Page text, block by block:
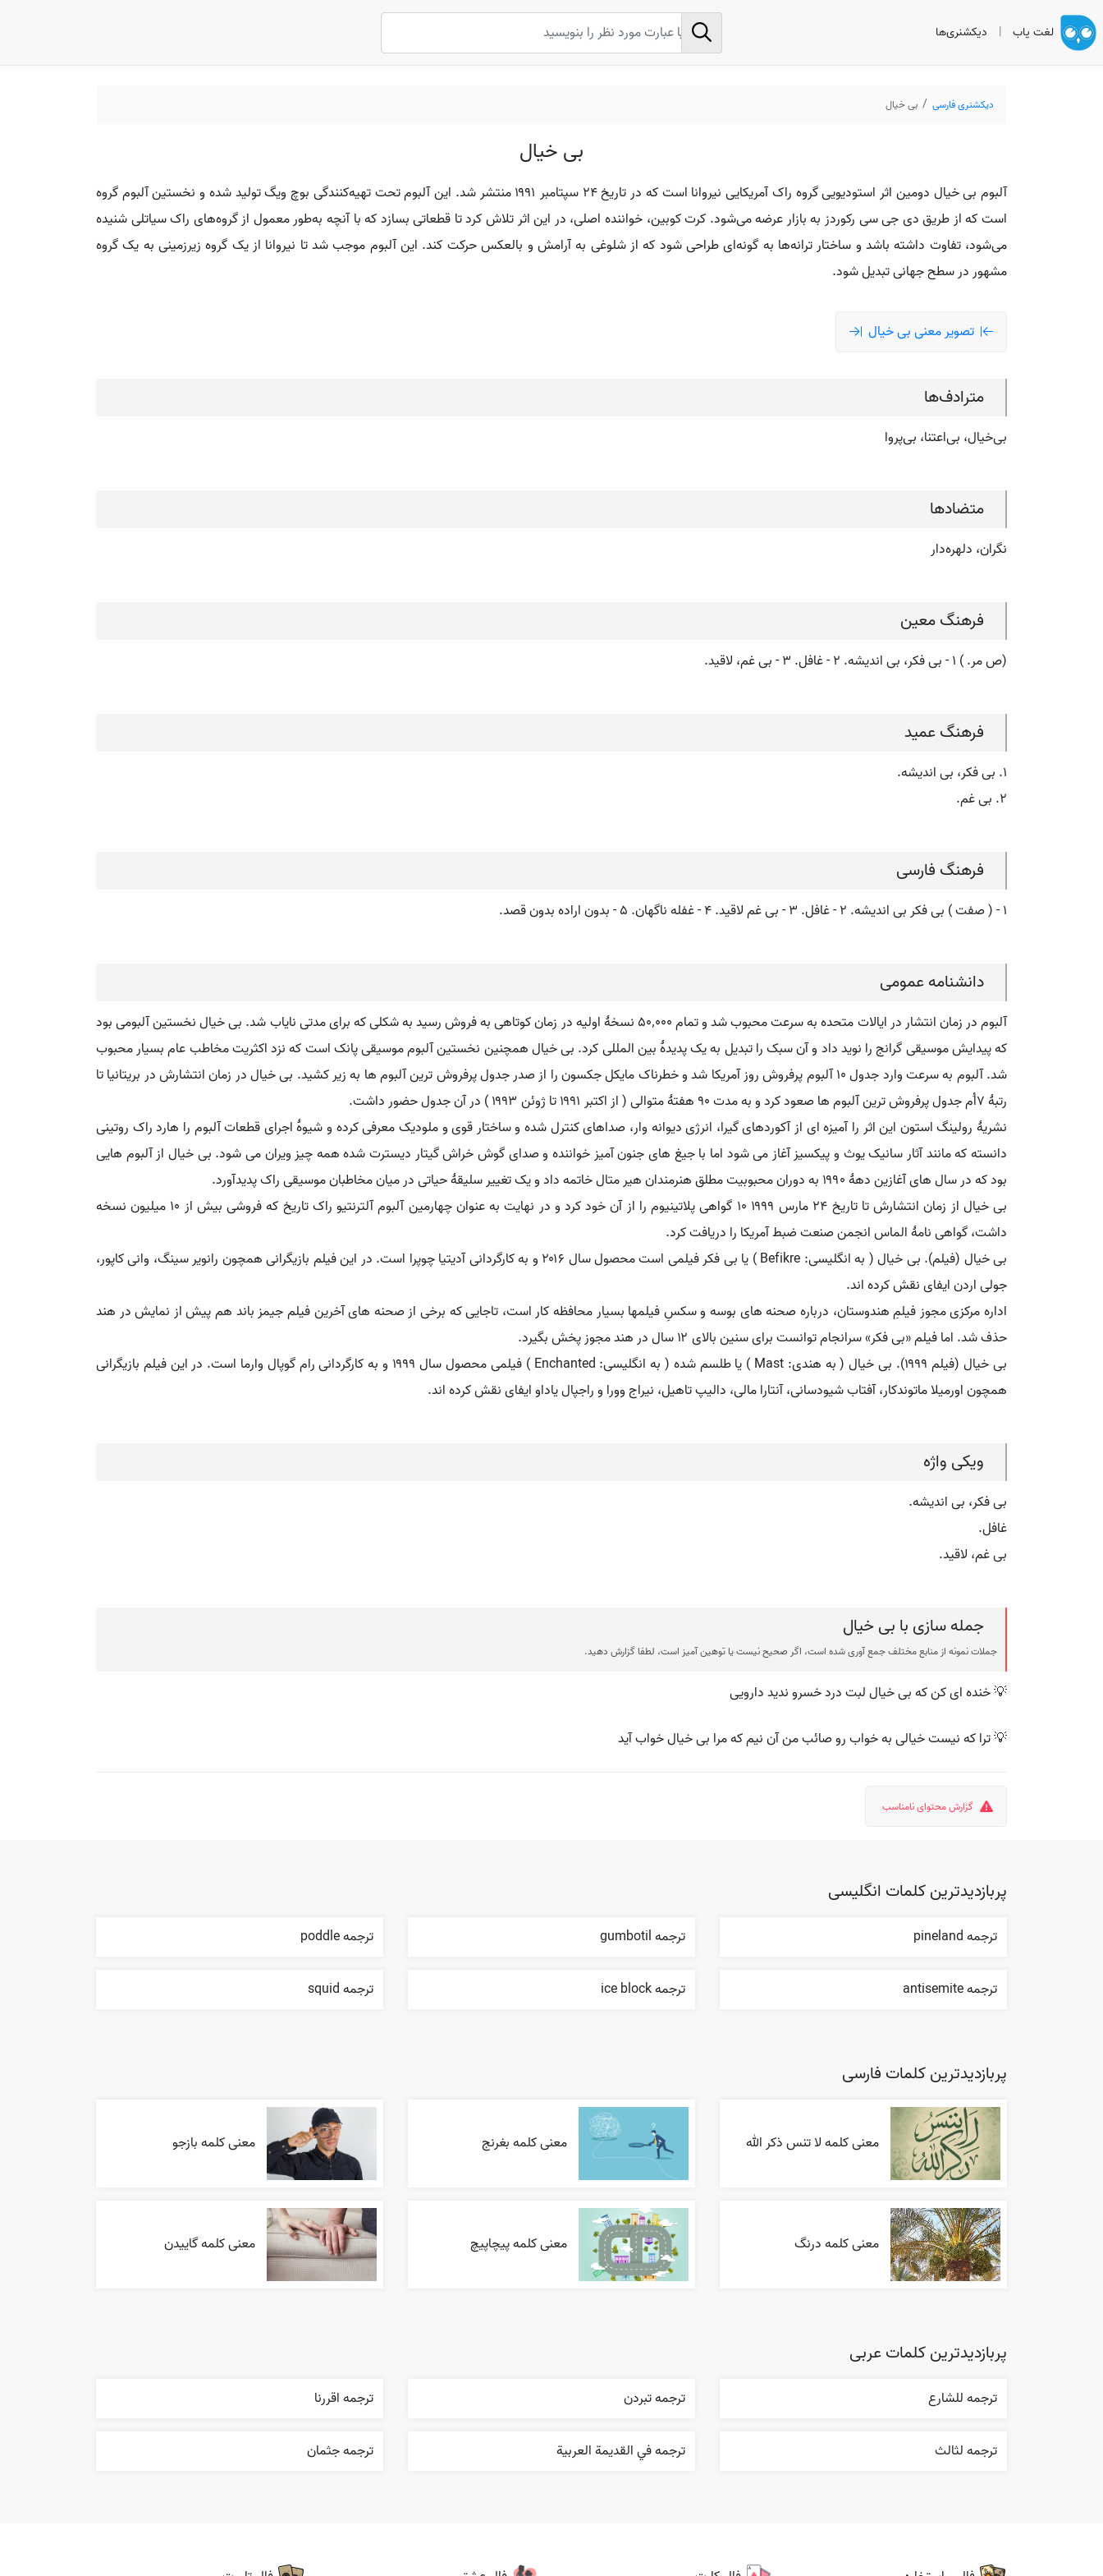
لغت یاب | دیکشنری‌ها
دیکشنری فارسی بی خیال
بی خیال
آلبوم بی خیال دومین اثر استودیویی گروه راک آمریکایی نیروانا است که در تاریخ ۲۴ سپتامبر ۱۹۹۱ منتشر شد. این آلبوم تحت تهیه‌کنندگی بوچ ویگ تولید شده و نخستین آلبوم گروه
است که از طریق دی جی سی رکوردز به بازار عرضه می‌شود. کرت کوبین، خواننده اصلی، در این اثر تلاش کرد تا قطعاتی بسازد که با آنچه به‌طور معمول از گروه‌های راک سیاتلی شنیده
می‌شود، تفاوت داشته باشد و ساختار ترانه‌ها به گونه‌ای طراحی شود که از شلوغی به آرامش و بالعکس حرکت کند. این آلبوم موجب شد تا نیروانا از یک گروه زیرزمینی به یک گروه
مشهور در سطح جهانی تبدیل شود.
تصویر معنی بی خیال
مترادف‌ها
بی‌خیال، بی‌اعتنا، بی‌پروا
متضادها
نگران، دلهره‌دار
فرهنگ معین
(ص مر. ) ۱ - بی فکر، بی اندیشه. ۲ - غافل. ۳ - بی غم، لاقید.
فرهنگ عمید
۱. بی فکر، بی اندیشه.
۲. بی غم.
فرهنگ فارسی
۱ - ( صفت ) بی فکر بی اندیشه. ۲ - غافل. ۳ - بی غم لاقید. ۴ - غفله ناگهان. ۵ - بدون اراده بدون قصد.
دانشنامه عمومی
آلبوم در زمان انتشار در ایالات متحده به سرعت محبوب شد و تمام ۵۰٬۰۰۰ نسخهٔ اولیه در زمان کوتاهی به فروش رسید به شکلی که برای مدتی نایاب شد. بی خیال نخستین آلبومی بود
که پیدایش موسیقی گرانج را نوید داد و آن سبک را تبدیل به یک پدیدهٔ بین المللی کرد. بی خیال همچنین نخستین آلبوم موسیقی پانک است که نزد اکثریت مخاطب عام بسیار محبوب
شد. آلبوم به سرعت وارد جدول ۱۰ آلبوم پرفروش روز آمریکا شد و خطرناک مایکل جکسون را از صدر جدول پرفروش ترین آلبوم ها به زیر کشید. بی خیال در زمان انتشارش در بریتانیا تا
رتبهٔ ۷اُم جدول پرفروش ترین آلبوم ها صعود کرد و به مدت ۹۰ هفتهٔ متوالی ( از اکتبر ۱۹۹۱ تا ژوئن ۱۹۹۳ ) در آن جدول حضور داشت.
نشریهٔ رولینگ استون این اثر را آمیزه ای از آکوردهای گیرا، انرژی دیوانه وار، صداهای کنترل شده و ساختار قوی و ملودیک معرفی کرده و شیوهٔ اجرای قطعات آلبوم را هارد راک روتینی
دانسته که مانند آثار سانیک یوث و پیکسیز آغاز می شود اما با جیغ های جنون آمیز خواننده و صدای گوش خراش گیتار دیسترت شده همه چیز ویران می شود. بی خیال از آلبوم هایی
بود که در سال های آغازین دههٔ ۱۹۹۰ به دوران محبوبیت مطلق هنرمندان هیر متال خاتمه داد و یک تغییر سلیقهٔ حیاتی در میان مخاطبان موسیقی راک پدیدآورد.
بی خیال از زمان انتشارش تا تاریخ ۲۴ مارس ۱۹۹۹ ۱۰ گواهی پلاتینیوم را از آن خود کرد و در نهایت به عنوان چهارمین آلبوم آلترنتیو راک تاریخ که فروشی بیش از ۱۰ میلیون نسخه
داشت، گواهی نامهٔ الماس انجمن صنعت ضبط آمریکا را دریافت کرد.
بی خیال (فیلم). بی خیال ( به انگلیسی: Befikre ) یا بی فکر فیلمی است محصول سال ۲۰۱۶ و به کارگردانی آدیتیا چوپرا است. در این فیلم بازیگرانی همچون رانویر سینگ، وانی کاپور،
جولی اردن ایفای نقش کرده اند.
اداره مرکزی مجوز فیلمِ هندوستان، درباره صحنه های بوسه و سکسِ فیلمها بسیار محافظه کار است، تاجایی که برخی از صحنه های آخرین فیلم جیمز باند هم پیش از نمایش در هند
حذف شد. اما فیلم «بی فکر» سرانجام توانست برای سنین بالای ۱۲ سال در هند مجوز پخش بگیرد.
بی خیال (فیلم ۱۹۹۹). بی خیال ( به هندی: Mast ) یا طلسم شده ( به انگلیسی: Enchanted ) فیلمی محصول سال ۱۹۹۹ و به کارگردانی رام گوپال وارما است. در این فیلم بازیگرانی
همچون اورمیلا ماتوندکار، آفتاب شیودسانی، آنتارا مالی، دالیپ تاهیل، نیراج وورا و راجپال یاداو ایفای نقش کرده اند.
ویکی واژه
بی فکر، بی اندیشه.
غافل.
بی غم، لاقید.
جمله سازی با بی خیال
جملات نمونه از منابع مختلف جمع آوری شده است، اگر صحیح نیست یا توهین آمیز است، لطفا گزارش دهید.
💡 خنده ای کن که بی خیال لبت درد خسرو ندید دارویی
💡 ترا که نیست خیالی به خواب رو صائب من آن نیم که مرا بی خیال خواب آید
گزارش محتوای نامناسب
پربازدیدترین کلمات انگلیسی
ترجمه pineland ترجمه gumbotil ترجمه poddle
ترجمه antisemite ترجمه ice block ترجمه squid
پربازدیدترین کلمات فارسی
معنی کلمه لا تنس ذکر الله معنی کلمه بغرنج معنی کلمه بازجو
معنی کلمه درنگ معنی کلمه پیچاپیچ معنی کلمه گاییدن
پربازدیدترین کلمات عربی
ترجمه للشارع ترجمه تبردن ترجمه اقررنا
ترجمه لثالث ترجمه في القديمة العربية ترجمه جثمان